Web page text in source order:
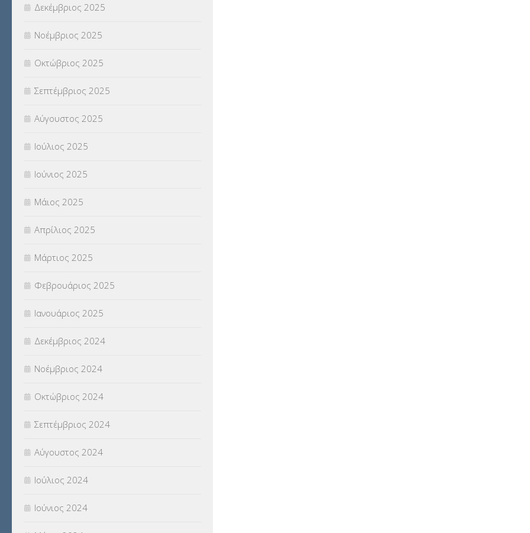
ΣΧΟΛΙΚΟΙ ΣΥΜΒΟΥΛΟΙ
ΥΠΕΡΑΡΙΘΜΟΙ(1)
ΥΠΟΤΡΟΦΙΕΣ(28)
ΦΥΣΙΚΗ ΑΓΩΓΗ(692)
Χωρίς κατηγορία
Δεκέμβριος 2025
Νοέμβριος 2025
Οκτώβριος 2025
Σεπτέμβριος 2025
Αύγουστος 2025
Ιούλιος 2025
Ιούνιος 2025
Μάιος 2025
Απρίλιος 2025
Μάρτιος 2025
Φεβρουάριος 2025
Ιανουάριος 2025
Δεκέμβριος 2024
Νοέμβριος 2024
Οκτώβριος 2024
Σεπτέμβριος 2024
Αύγουστος 2024
Ιούλιος 2024
Ιούνιος 2024